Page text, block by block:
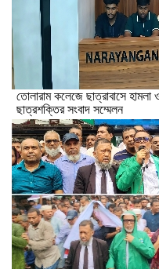
তোলারাম কলেজে ছাত্রাবাসে
ছাত্রশক্তির সংবাদ সম্মেলন